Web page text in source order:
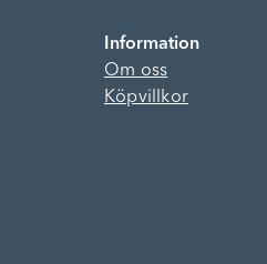
Information
Om oss
Köpvillkor